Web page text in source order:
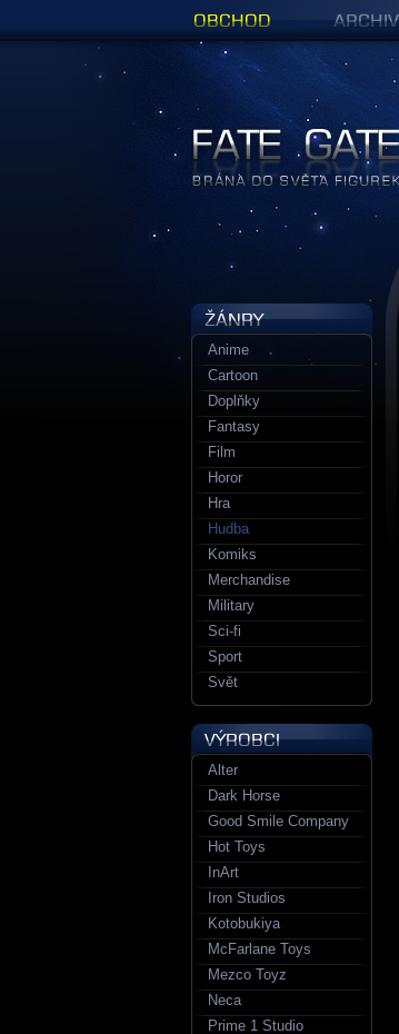
Anime
Cartoon
Doplňky
Fantasy
Film
Horor
Hra
Hudba
Komiks
Merchandise
Military
Sci-fi
Sport
Svět
Alter
Dark Horse
Good Smile Company
Hot Toys
InArt
Iron Studios
Kotobukiya
McFarlane Toys
Mezco Toyz
Neca
Prime 1 Studio
Figurky a sošky | Fate Gate